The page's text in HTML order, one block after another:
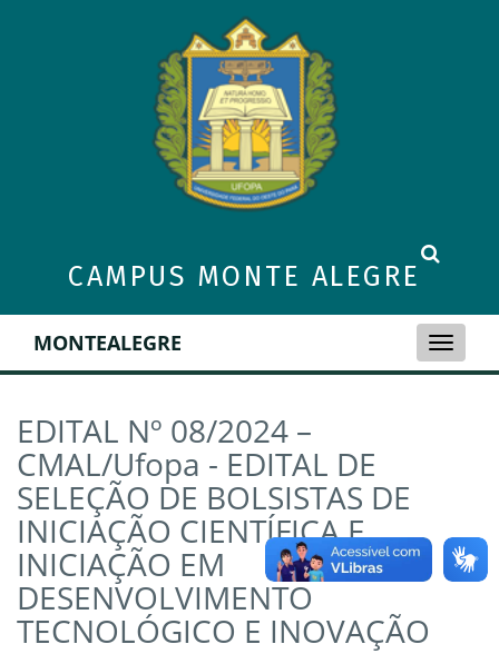
CAMPUS MONTE ALEGRE
Toggle
MONTEALEGRE
EDITAL Nº 08/2024 –
CMAL/Ufopa - EDITAL DE
SELEÇÃO DE BOLSISTAS DE
INICIAÇÃO CIENTÍFICA E
INICIAÇÃO EM
DESENVOLVIMENTO
TECNOLÓGICO E INOVAÇÃO